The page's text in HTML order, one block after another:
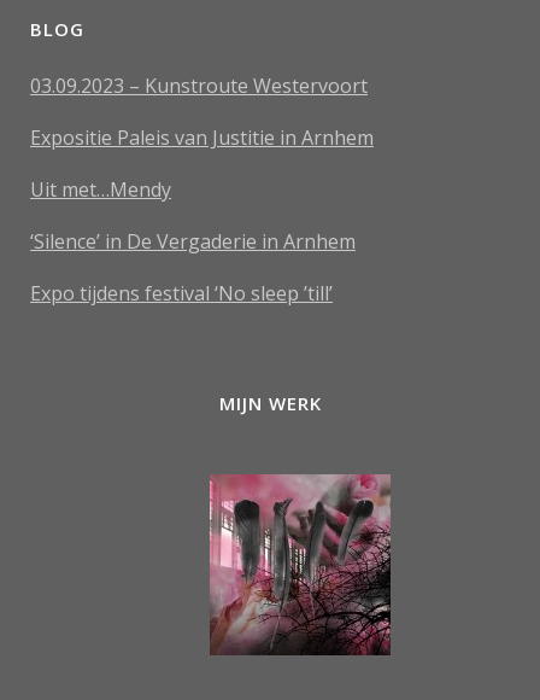
BLOG
03.09.2023 – Kunstroute Westervoort
Expositie Paleis van Justitie in Arnhem
Uit met…Mendy
‘Silence’ in De Vergaderie in Arnhem
Expo tijdens festival ‘No sleep ’till’
MIJN WERK